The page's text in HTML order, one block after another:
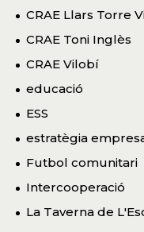
CRAE Llars Torre
CRAE Toni Inglès
CRAE Vilobí
educació
ESS
estratègia
Futbol comunitari
Intercooperació
La Taverna de